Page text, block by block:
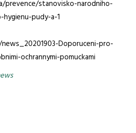
stanovisko-narodniho-
pudy-a-1
Doporuceni-pro-
ochrannymi-pomuckami